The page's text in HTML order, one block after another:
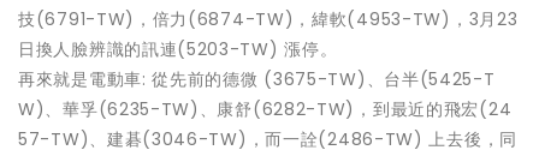
技(6791-TW)，倍力(6874-TW)，緯軟(4953-TW)，3月23
日換人臉辨識的訊連(5203-TW) 漲停。
再來就是電動車: 從先前的德微 (3675-TW)、台半(5425-T
W)、華孚(6235-TW)、康舒(6282-TW)，到最近的飛宏(24
57-TW)、建碁(3046-TW)，而一詮(2486-TW) 上去後，同